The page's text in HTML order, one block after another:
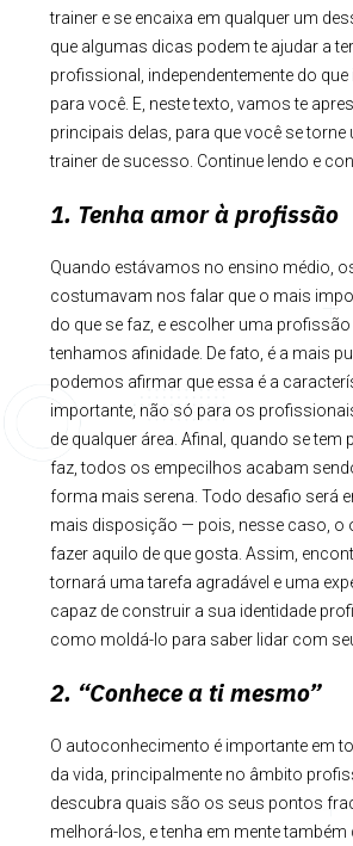
trainer e se encaixa em qualquer um
que algumas dicas podem te ajudar a
profissional, independentemente do
para você. E, neste texto, vamos te
principais delas, para que você se torne
trainer de sucesso. Continue lendo e
1. Tenha amor à profissão
Quando estávamos no ensino médio,
costumavam nos falar que o mais
do que se faz, e escolher uma profissão
tenhamos afinidade. De fato, é a mais
podemos afirmar que essa é a
importante, não só para os
de qualquer área. Afinal, quando se tem
faz, todos os empecilhos acabam
forma mais serena. Todo desafio será
mais disposição — pois, nesse caso, o
fazer aquilo de que gosta. Assim,
tornará uma tarefa agradável e uma
capaz de construir a sua identidade
como moldá-lo para saber lidar com
2. “Conhece a ti mesmo”
O autoconhecimento é importante em
da vida, principalmente no âmbito
descubra quais são os seus pontos
melhorá-los, e tenha em mente